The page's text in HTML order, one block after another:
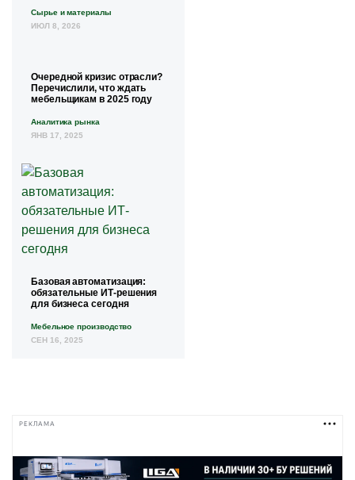
Сырье и материалы
ИЮЛ 8, 2026
Очередной кризис отрасли?
Перечислили, что ждать
мебельщикам в 2025 году
Аналитика рынка
ЯНВ 17, 2025
Базовая автоматизация:
обязательные ИТ-решения
для бизнеса сегодня
Мебельное производство
СЕН 16, 2025
РЕКЛАМА